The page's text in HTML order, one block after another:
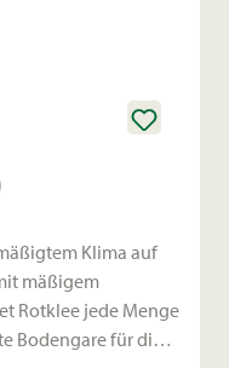
Klima auf
jede Menge
Bodengare für die